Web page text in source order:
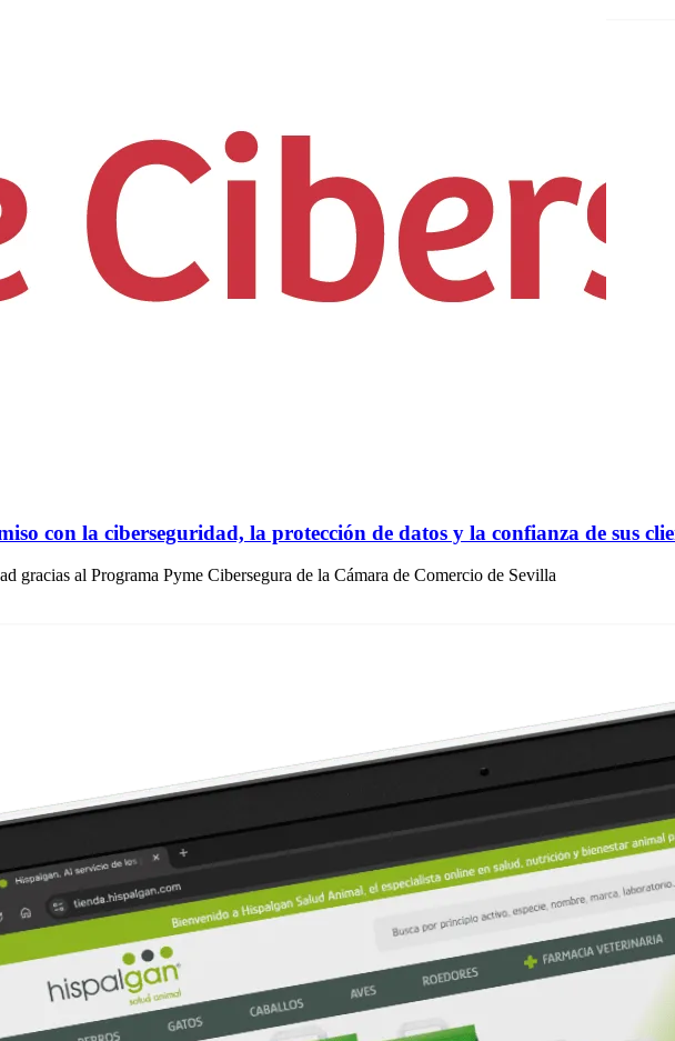
con la ciberseguridad, la protección de datos y la confianza de sus
gracias al Programa Pyme Cibersegura de la Cámara de Comercio de Sevilla